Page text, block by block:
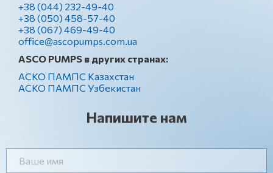
+38 (044) 232-49-40
+38 (050) 458-57-40
+38 (067) 469-49-40
office@ascopumps.com.ua
ASCO PUMPS в других странах:
АСКО ПАМПС Казахстан
АСКО ПАМПС Узбекистан
Напишите нам